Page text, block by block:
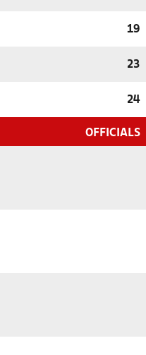
19
23
24
OFFICIALS